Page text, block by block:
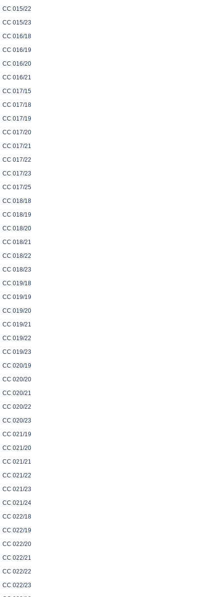
CC 015/22
CC 015/23
CC 016/18
CC 016/19
CC 016/20
CC 016/21
CC 017/15
CC 017/18
CC 017/19
CC 017/20
CC 017/21
CC 017/22
CC 017/23
CC 017/25
CC 018/18
CC 018/19
CC 018/20
CC 018/21
CC 018/22
CC 018/23
CC 019/18
CC 019/19
CC 019/20
CC 019/21
CC 019/22
CC 019/23
CC 020/19
CC 020/20
CC 020/21
CC 020/22
CC 020/23
CC 021/19
CC 021/20
CC 021/21
CC 021/22
CC 021/23
CC 021/24
CC 022/18
CC 022/19
CC 022/20
CC 022/21
CC 022/22
CC 022/23